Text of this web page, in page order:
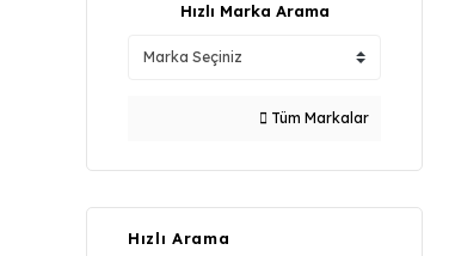
Hızlı Marka Arama
Tüm Markalar
Hızlı Arama